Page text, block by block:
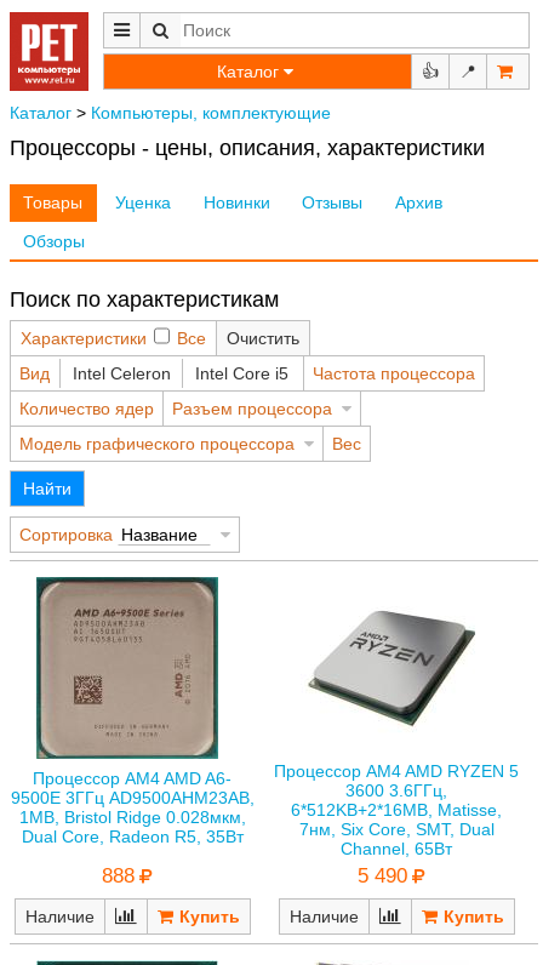
Каталог 👍 📍
Каталог > Компьютеры, комплектующие
Процессоры - цены, описания, характеристики
Товары Уценка Новинки Отзывы
Архив
Обзоры
Поиск по характеристикам
Характеристики Все
Очистить
Вид
Intel Celeron Intel Core i5
Частота процессора
Количество ядер
Разъем процессора
Модель графического процессора
Вес
Найти
Сортировка Название
Процессор AM4 AMD A6-
9500E 3ГГц AD9500AHM23AB,
1MB, Bristol Ridge 0.028мкм,
Dual Core, Radeon R5, 35Вт
888
Наличие
Процессор AM4 AMD RYZEN 5
3600 3.6ГГц,
6*512KB+2*16MB, Matisse,
7нм, Six Core, SMT, Dual
Channel, 65Вт
5 490
Наличие